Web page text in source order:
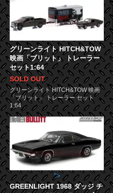
グリーンライト HITCH&TOW
映画「ブリット」 トレーラー
セット1:64
SOLD OUT
グリーンライト HITCH&TOW 映画
「ブリット」 トレーラー セット
1:64
">
GREENLIGHT 1968 ダッジ チ